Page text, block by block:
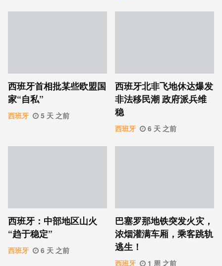
西班牙首相批某些欧盟国
家“自私”
西班牙 5 天 之前
西班牙北非飞地休达爆发
非法移民潮 政府派兵维
稳
西班牙 6 天 之前
西班牙：中部地区山火
“趋于稳定”
西班牙 6 天 之前
巴塞罗那地铁突发火灾，
浓烟灌满车厢，乘客跳轨
逃生！
西班牙 1 周 之前